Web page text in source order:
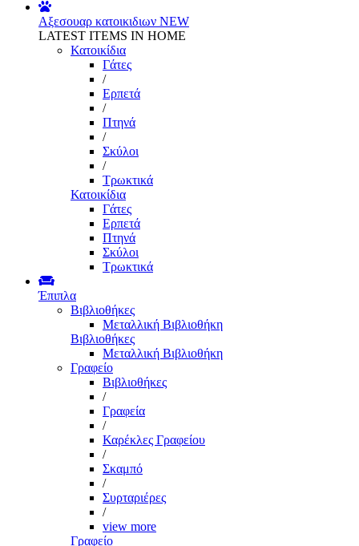
Αξεσουαρ κατοικιδιων NEW
LATEST ITEMS IN HOME
Κατοικίδια
Γάτες
/
Ερπετά
/
Πτηνά
/
Σκύλοι
/
Τρωκτικά
Κατοικίδια
Γάτες
Ερπετά
Πτηνά
Σκύλοι
Τρωκτικά
Έπιπλα
Βιβλιοθήκες
Μεταλλική Βιβλιοθήκη
Βιβλιοθήκες
Μεταλλική Βιβλιοθήκη
Γραφείο
Βιβλιοθήκες
/
Γραφεία
/
Καρέκλες Γραφείου
/
Σκαμπό
/
Συρταριέρες
/
view more
Γραφείο